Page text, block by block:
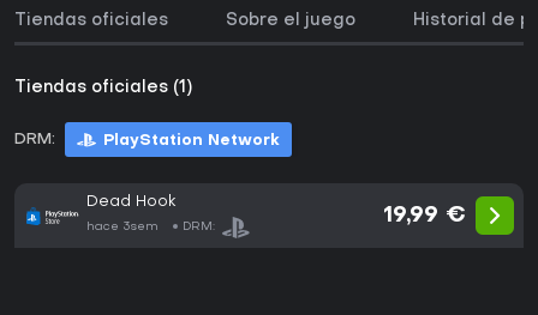
Tiendas oficiales Sobre el juego Historial de
Tiendas oficiales (1)
DRM: PlayStation Network
Dead Hook
hace 3sem DRM:
19,99 €